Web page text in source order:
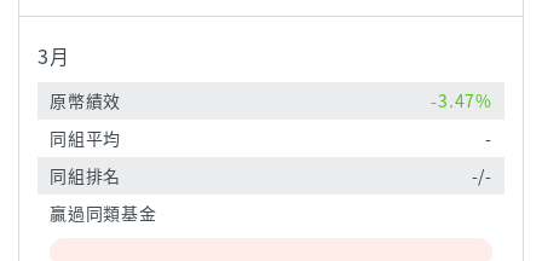
3月
原幣績效
-3.47%
同組平均
-
同組排名
-/-
贏過同類基金